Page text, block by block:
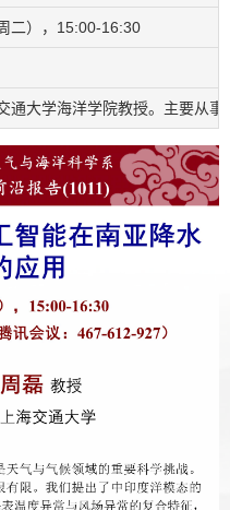
二），15:00-16:30
通大学海洋学院教授。主要从